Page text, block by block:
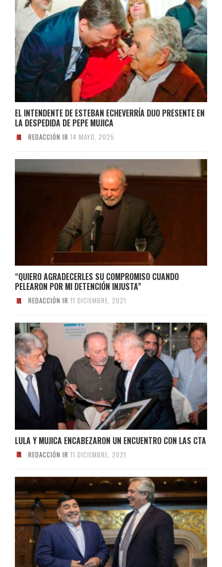
EL INTENDENTE DE ESTEBAN ECHEVERRÍA DIJO PRESENTE EN
LA DESPEDIDA DE PEPE MUJICA
REDACCIÓN IR 14 MAYO, 2025
“QUIERO AGRADECERLES SU COMPROMISO CUANDO
PELEARON POR MI DETENCIÓN INJUSTA”
REDACCIÓN IR 11 DICIEMBRE, 2021
LULA Y MUJICA ENCABEZARON UN ENCUENTRO CON LAS CTA
REDACCIÓN IR 11 DICIEMBRE, 2021